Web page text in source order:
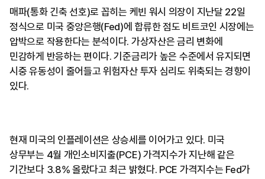
매파(통화 긴축 선호)로 꼽히는 케빈 워시 의장이 지난달 22일
정식으로 미국 중앙은행(Fed)에 합류한 점도 비트코인 시장에는
압박으로 작용한다는 분석이다. 가상자산은 금리 변화에
민감하게 반응하는 편이다. 기준금리가 높은 수준에서 유지되면
시중 유동성이 줄어들고 위험자산 투자 심리도 위축되는 경향이
있다.
현재 미국의 인플레이션은 상승세를 이어가고 있다. 미국
상무부는 4월 개인소비지출(PCE) 가격지수가 지난해 같은
기간보다 3.8% 올랐다고 최근 밝혔다. PCE 가격지수는 Fed가